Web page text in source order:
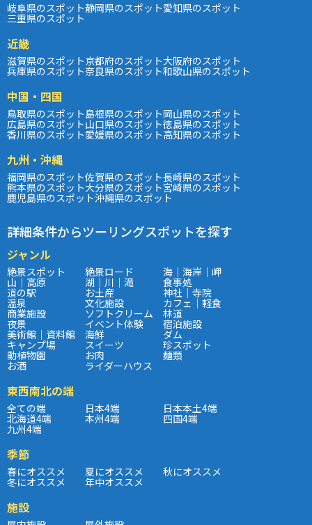
岐阜県のスポット静岡県のスポット愛知県のスポット
三重県のスポット
近畿
滋賀県のスポット京都府のスポット大阪府のスポット
兵庫県のスポット奈良県のスポット和歌山県のスポット
中国・四国
鳥取県のスポット島根県のスポット岡山県のスポット
広島県のスポット山口県のスポット徳島県のスポット
香川県のスポット愛媛県のスポット高知県のスポット
九州・沖縄
福岡県のスポット佐賀県のスポット長崎県のスポット
熊本県のスポット大分県のスポット宮崎県のスポット
鹿児島県のスポット沖縄県のスポット
詳細条件からツーリングスポットを探す
ジャンル
絶景スポット 絶景ロード 海｜海岸｜岬
山｜高原 湖｜川｜滝 食事処
道の駅 お土産 神社｜寺院
温泉 文化施設 カフェ｜軽食
商業施設 ソフトクリーム 林道
夜景 イベント体験 宿泊施設
美術館｜資料館 海鮮 ダム
キャンプ場 スイーツ 珍スポット
動植物園 お肉 麺類
お酒 ライダーハウス
東西南北の端
全ての端 日本4端 日本本土4端
北海道4端 本州4端 四国4端
九州4端
季節
春にオススメ 夏にオススメ 秋にオススメ
冬にオススメ 年中オススメ
施設